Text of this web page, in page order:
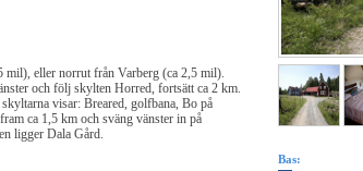
mil), eller norrut från Varberg (ca 2,5 mil).
och följ skylten Horred, fortsätt ca 2 km.
visar: Breared, golfbana, Bo på
ca 1,5 km och sväng vänster in på
ligger Dala Gård.
Bas: